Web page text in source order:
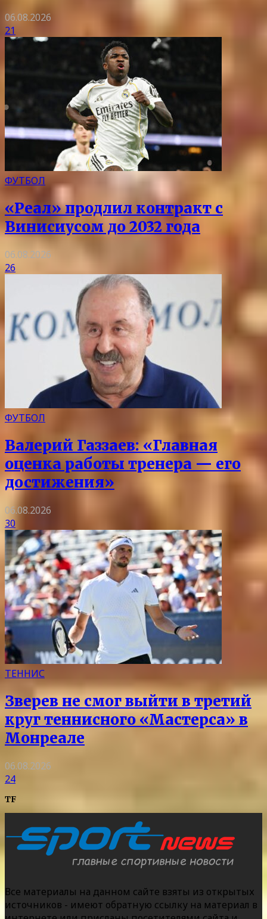
06.08.2026
21
ФУТБОЛ
«Реал» продлил контракт с
Винисиусом до 2032 года
06.08.2026
26
ФУТБОЛ
Валерий Газзаев: «Главная
оценка работы тренера — его
достижения»
06.08.2026
30
ТЕННИС
Зверев не смог выйти в третий
круг теннисного «Мастерса» в
Монреале
06.08.2026
24
TF
Все материалы на данном сайте взяты из открытых
источников - имеют обратную ссылку на материал в